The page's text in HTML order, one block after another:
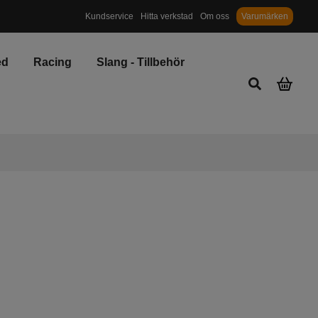
Priser inkl. moms och miljö/återvinningsavgift
Kundservice Hitta verkstad Om oss Varumärken
Racing Slang - Tillbehör